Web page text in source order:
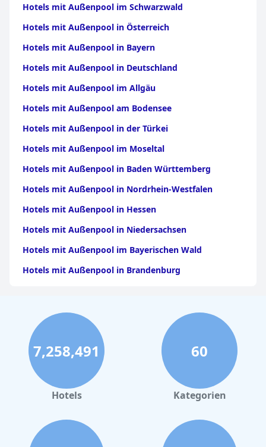
Hotels mit Außenpool im Schwarzwald
Hotels mit Außenpool in Österreich
Hotels mit Außenpool in Bayern
Hotels mit Außenpool in Deutschland
Hotels mit Außenpool im Allgäu
Hotels mit Außenpool am Bodensee
Hotels mit Außenpool in der Türkei
Hotels mit Außenpool im Moseltal
Hotels mit Außenpool in Baden Württemberg
Hotels mit Außenpool in Nordrhein-Westfalen
Hotels mit Außenpool in Hessen
Hotels mit Außenpool in Niedersachsen
Hotels mit Außenpool im Bayerischen Wald
Hotels mit Außenpool in Brandenburg
7,258,491
Hotels
60
Kategorien